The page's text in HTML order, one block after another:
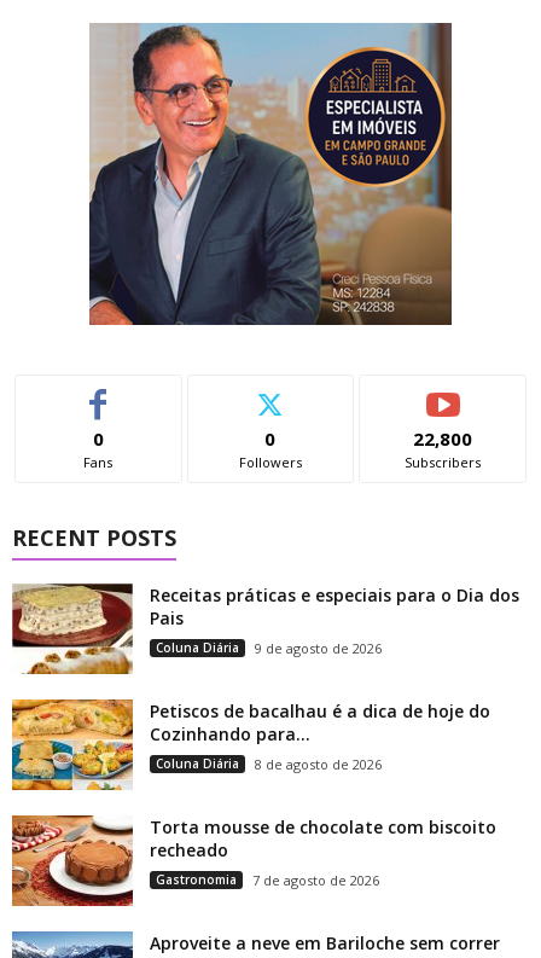
0
Fans
0
Followers
22,800
Subscribers
RECENT POSTS
Receitas práticas e especiais para o Dia dos
Pais
Coluna Diária 9 de agosto de 2026
Petiscos de bacalhau é a dica de hoje do
Cozinhando para...
Coluna Diária 8 de agosto de 2026
Torta mousse de chocolate com biscoito
recheado
Gastronomia 7 de agosto de 2026
Aproveite a neve em Bariloche sem correr